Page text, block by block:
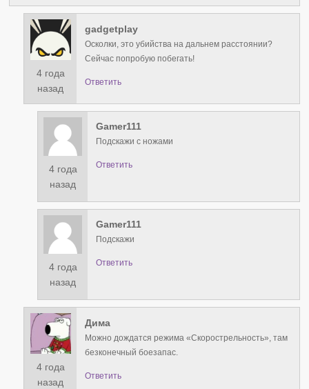
4 года
назад
gadgetplay
Осколки, это убийства на дальнем расстоянии?
Сейчас попробую побегать!
Ответить
4 года
назад
Gamer111
Подскажи с ножами
Ответить
4 года
назад
Gamer111
Подскажи
Ответить
4 года
назад
Дима
Можно дождатся режима «Скорострельность», там
безконечный боезапас.
Ответить